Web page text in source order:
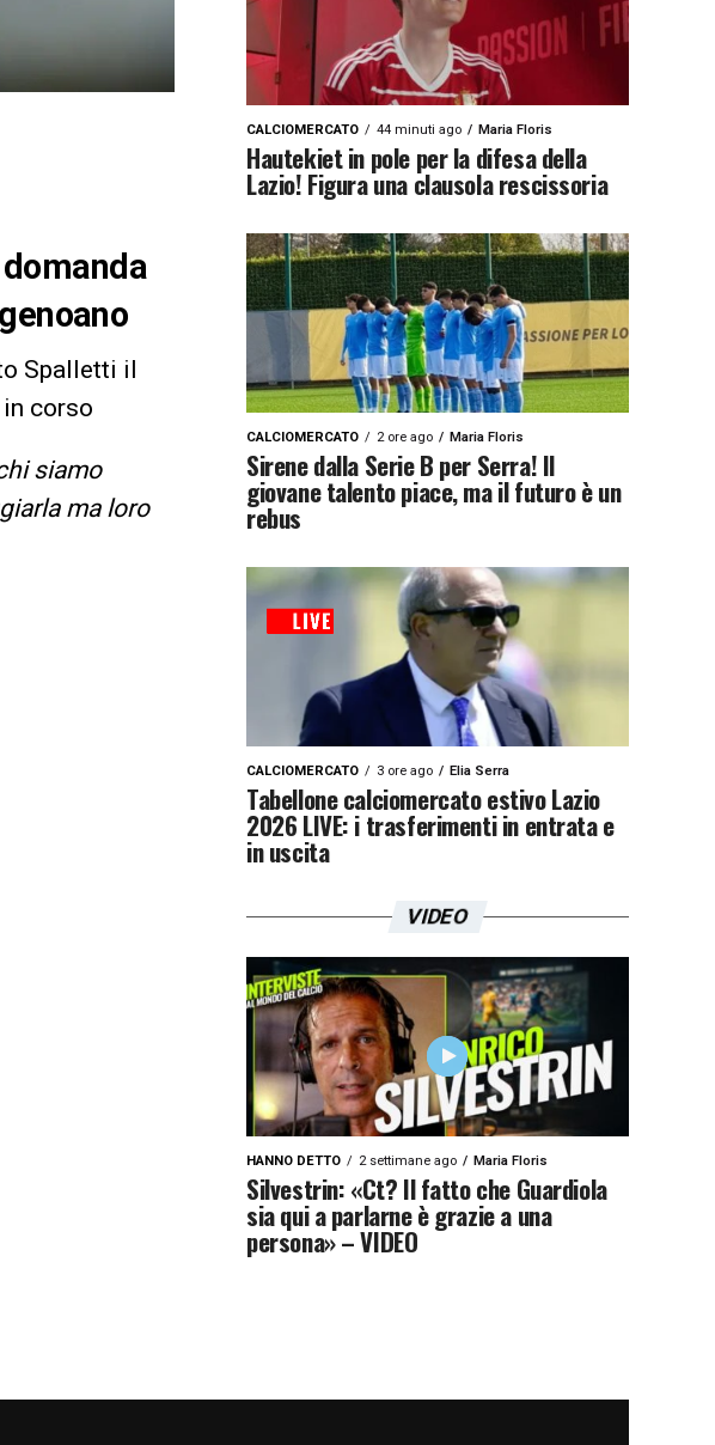
Spalletti il
corso
siamo
ma loro
CALCIOMERCATO 44 minuti ago Maria Floris
Hautekiet in pole per la difesa della
Lazio! Figura una clausola rescissoria
CALCIOMERCATO 2 ore ago Maria Floris
Sirene dalla Serie B per Serra! Il
giovane talento piace, ma il futuro è un
rebus
CALCIOMERCATO 3 ore ago Elia Serra
Tabellone calciomercato estivo Lazio
2026 LIVE: i trasferimenti in entrata e
in uscita
VIDEO
HANNO DETTO 2 settimane ago Maria Floris
Silvestrin: «Ct? Il fatto che Guardiola
sia qui a parlarne è grazie a una
persona» – VIDEO